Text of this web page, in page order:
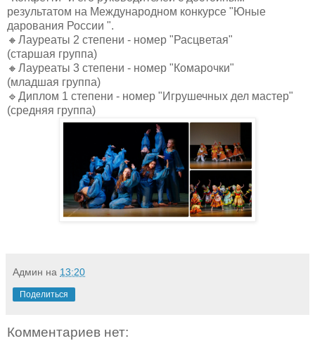
результатом на Международном конкурсе "Юные
дарования России ".
🔸Лауреаты 2 степени - номер "Расцветая"
(старшая группа)
🔸Лауреаты 3 степени - номер "Комарочки"
(младшая группа)
🔹Диплом 1 степени - номер "Игрушечных дел мастер"
(средняя группа)
Админ на 13:20
Поделиться
Комментариев нет: